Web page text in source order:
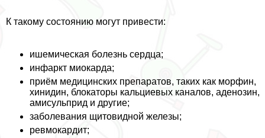
К такому состоянию могут привести:
ишемическая болезнь сердца;
инфаркт миокарда;
приём медицинских препаратов, таких как морфин,
хинидин, блокаторы кальциевых каналов, аденозин,
амисульприд и другие;
заболевания щитовидной железы;
ревмокардит;